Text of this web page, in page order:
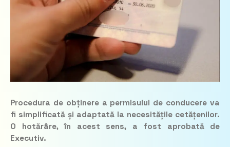
Procedura de obținere a permisului de conducere va
fi simplificată și adaptată la necesitățile cetățenilor.
O hotărâre, în acest sens, a fost aprobată de
Executiv.